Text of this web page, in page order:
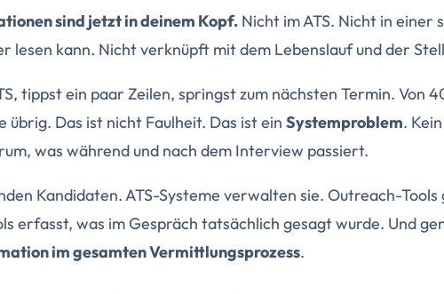
sind jetzt in deinem Kopf. Nicht im ATS. Nicht in
lesen kann. Nicht verknüpft mit dem Lebenslauf und der
tippst ein paar Zeilen, springst zum nächsten Termin. Von
übrig. Das ist nicht Faulheit. Das ist ein Systemproblem.
was während und nach dem Interview passiert.
Kandidaten. ATS-Systeme verwalten sie. Outreach-
erfasst, was im Gespräch tatsächlich gesagt wurde. Und
im gesamten Vermittlungsprozess.